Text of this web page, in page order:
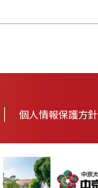
個人情報保護方針